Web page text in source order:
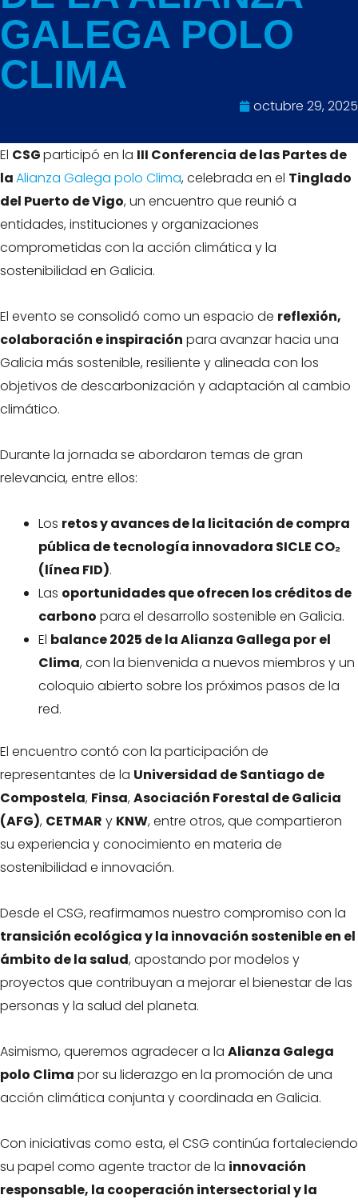
GALEGA POLO
CLIMA
octubre 29, 2025
El CSGparticipó en la III Conferencia de las Partes de
laAlianza Galega polo Clima, celebrada en el Tinglado
del Puerto de Vigo, un encuentro que reunió a
entidades, instituciones y organizaciones
comprometidas con la acción climática y la
sostenibilidad en Galicia.
El evento se consolidó como un espacio de reflexión,
colaboración e inspiración para avanzar hacia una
Galicia más sostenible, resiliente y alineada con los
objetivos de descarbonización y adaptación al cambio
climático.
Durante la jornada se abordaron temas de gran
relevancia, entre ellos:
Los retos y avances de la licitación de compra
pública de tecnología innovadora SICLE CO₂
(línea FID).
Las oportunidades que ofrecen los créditos de
carbono para el desarrollo sostenible en Galicia.
El balance 2025 de la Alianza Gallega por el
Clima, con la bienvenida a nuevos miembros y un
coloquio abierto sobre los próximos pasos de la
red.
El encuentro contó con la participación de
representantes de la Universidad de Santiago de
Compostela, Finsa, Asociación Forestal de Galicia
(AFG), CETMAR y KNW, entre otros, que compartieron
su experiencia y conocimiento en materia de
sostenibilidad e innovación.
Desde el CSG, reafirmamos nuestro compromiso con la
transición ecológica y la innovación sostenible en el
ámbito de la salud, apostando por modelos y
proyectos que contribuyan a mejorar el bienestar de las
personas y la salud del planeta.
Asimismo, queremos agradecer a la Alianza Galega
polo Clima por su liderazgo en la promoción de una
acción climática conjunta y coordinada en Galicia.
Con iniciativas como esta, el CSG continúa fortaleciendo
su papel como agente tractor de la innovación
responsable, la cooperación intersectorial y la